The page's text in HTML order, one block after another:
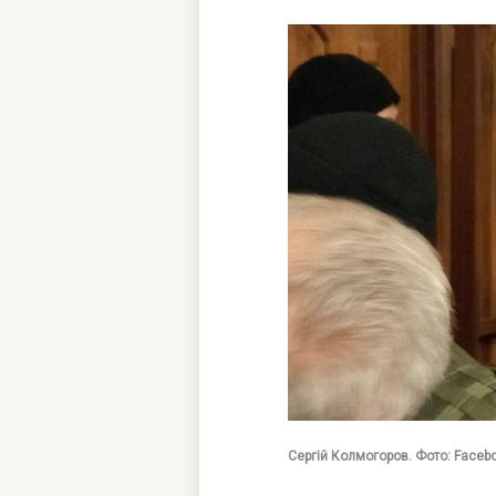
Сергій Колмогоров. Фото: